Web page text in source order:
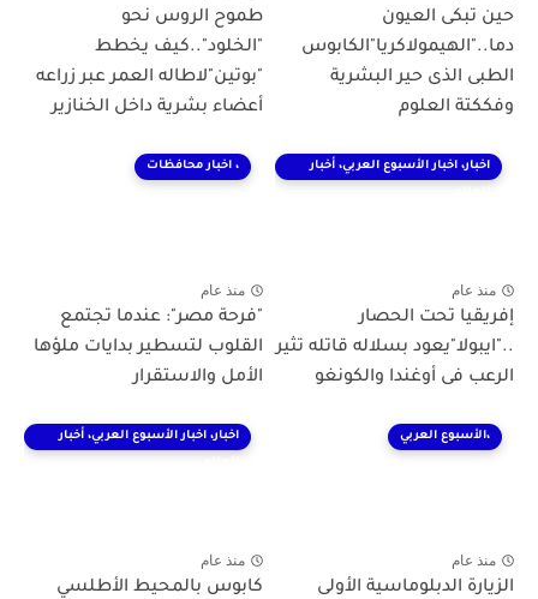
حين تبكى العيون
دما.."الهيمولاكريا"الكابوس
الطبى الذى حير البشرية
وفككتة العلوم
طموح الروس نحو
"الخلود"..كيف يخطط
"بوتين"لاطاله العمر عبر زراعه
أعضاء بشرية داخل الخنازير
اخبار، اخبار الأسبوع العربي، أخبار
منذ عام
إفريقيا تحت الحصار
.."ايبولا"يعود بسلاله قاتله تثير
الرعب فى أوغندا والكونغو
، اخبار محافظات
منذ عام
"فرحة مصر": عندما تجتمع
القلوب لتسطير بدايات ملؤها
الأمل والاستقرار
،الأسبوع العربي
منذ عام
الزيارة الدبلوماسية الأولى
اخبار، اخبار الأسبوع العربي، أخبار
منذ عام
كابوس بالمحيط الأطلسي